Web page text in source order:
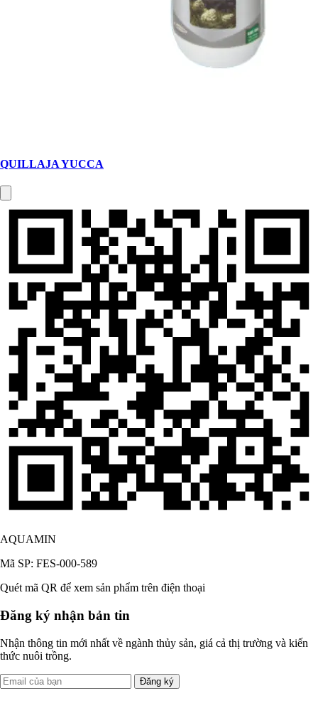
QUILLAJA YUCCA
AQUAMIN
Mã SP: FES-000-589
Quét mã QR để xem sản phẩm trên điện thoại
Đăng ký nhận bản tin
Nhận thông tin mới nhất về ngành thủy sản, giá cả thị trường và kiến
thức nuôi trồng.
Đăng ký